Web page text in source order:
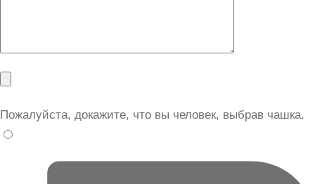
Пожалуйста, докажите, что вы человек, выбрав чашка.